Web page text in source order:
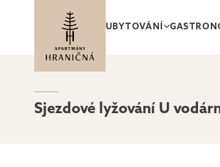
UBYTOVÁNÍ
Sjezdové lyžování U